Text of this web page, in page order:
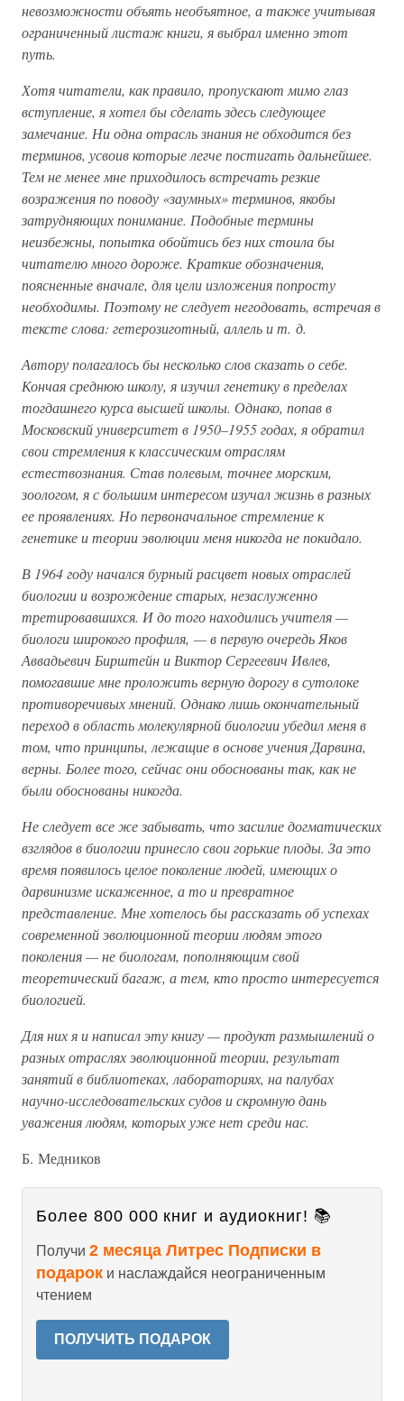
невозможности объять необъятное, а также учитывая
ограниченный листаж книги, я выбрал именно этот
путь.
Хотя читатели, как правило, пропускают мимо глаз
вступление, я хотел бы сделать здесь следующее
замечание. Ни одна отрасль знания не обходится без
терминов, усвоив которые легче постигать дальнейшее.
Тем не менее мне приходилось встречать резкие
возражения по поводу «заумных» терминов, якобы
затрудняющих понимание. Подобные термины
неизбежны, попытка обойтись без них стоила бы
читателю много дороже. Краткие обозначения,
поясненные вначале, для цели изложения попросту
необходимы. Поэтому не следует негодовать, встречая в
тексте слова: гетерозиготный, аллель и т. д.
Автору полагалось бы несколько слов сказать о себе.
Кончая среднюю школу, я изучил генетику в пределах
тогдашнего курса высшей школы. Однако, попав в
Московский университет в 1950–1955 годах, я обратил
свои стремления к классическим отраслям
естествознания. Став полевым, точнее морским,
зоологом, я с большим интересом изучал жизнь в разных
ее проявлениях. Но первоначальное стремление к
генетике и теории эволюции меня никогда не покидало.
В 1964 году начался бурный расцвет новых отраслей
биологии и возрождение старых, незаслуженно
третировавшихся. И до того находились учителя —
биологи широкого профиля, — в первую очередь Яков
Аввадьевич Бирштейн и Виктор Сергеевич Ивлев,
помогавшие мне проложить верную дорогу в сутолоке
противоречивых мнений. Однако лишь окончательный
переход в область молекулярной биологии убедил меня в
том, что принципы, лежащие в основе учения Дарвина,
верны. Более того, сейчас они обоснованы так, как не
были обоснованы никогда.
Не следует все же забывать, что засилие догматических
взглядов в биологии принесло свои горькие плоды. За это
время появилось целое поколение людей, имеющих о
дарвинизме искаженное, а то и превратное
представление. Мне хотелось бы рассказать об успехах
современной эволюционной теории людям этого
поколения — не биологам, пополняющим свой
теоретический багаж, а тем, кто просто интересуется
биологией.
Для них я и написал эту книгу — продукт размышлений о
разных отраслях эволюционной теории, результат
занятий в библиотеках, лабораториях, на палубах
научно-исследовательских судов и скромную дань
уважения людям, которых уже нет среди нас.
Б. Медников
Более 800 000 книг и аудиокниг! 📚
Получи 2 месяца Литрес Подписки в
подарок и наслаждайся неограниченным
чтением
ПОЛУЧИТЬ ПОДАРОК